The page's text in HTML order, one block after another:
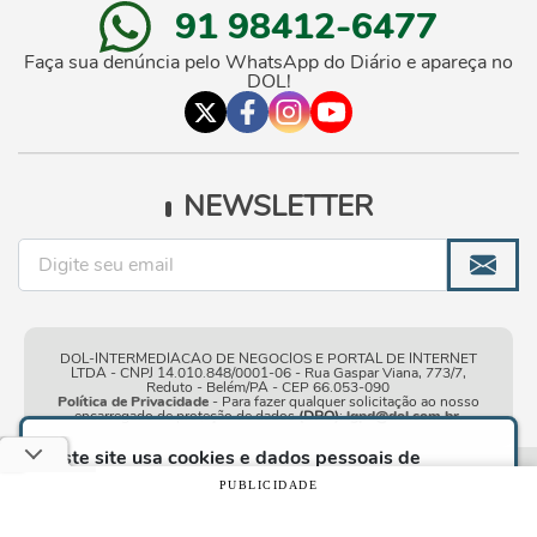
Este site usa cookies e dados pessoais de
acordo com os nossosTermos de Uso e Política
e, ao continuar navegando neste
91 98412-6477
Faça sua denúncia pelo WhatsApp do Diário e apareça no
DOL!
NEWSLETTER
DOL-INTERMEDIACAO DE NEGOCIOS E PORTAL DE INTERNET
LTDA - CNPJ 14.010.848/0001-06 - Rua Gaspar Viana, 773/7,
Reduto - Belém/PA - CEP 66.053-090
Política de Privacidade- Para fazer qualquer solicitação ao nosso
encarregado de proteção de dados(DPO):lgpd@dol.com.br.
| © Copyright 2010-2026 DOL - Diário
PUBLICIDADE